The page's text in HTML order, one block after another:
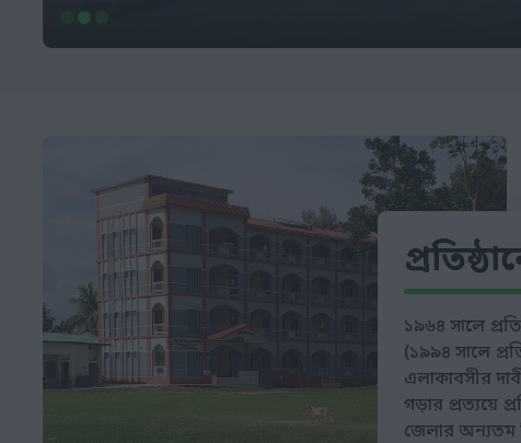
১৯৬৪ সালে
(১৯৯৪ সালে
এলাকাবসীর
গড়ার প্রত্যয়ে
জেলার অন্যতম